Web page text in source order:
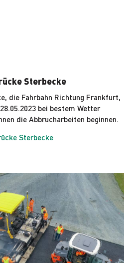
Sterbecke
die Fahrbahn Richtung Frankfurt,
bei bestem Wetter
die Abbrucharbeiten beginnen.
Sterbecke